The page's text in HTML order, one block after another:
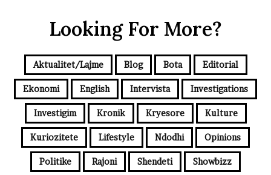
Looking For More?
Aktualitet/Lajme Blog Bota Editorial
Ekonomi English Intervista Investigations
Investigim Kronik Kryesore Kulture
Kuriozitete Lifestyle Ndodhi Opinions
Politike Rajoni Shendeti Showbizz